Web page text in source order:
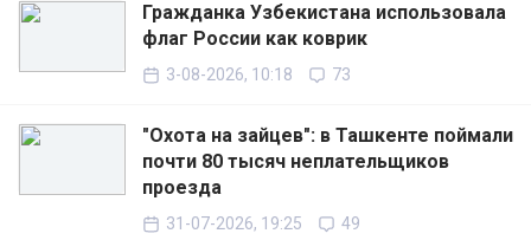
Гражданка Узбекистана использовала
флаг России как коврик
3-08-2026, 10:18 73
"Охота на зайцев": в Ташкенте поймали
почти 80 тысяч неплательщиков
проезда
31-07-2026, 19:25 49